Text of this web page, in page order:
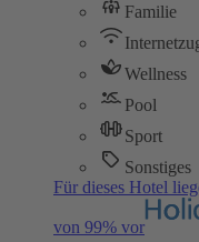
Familie
Wellness
Pool
Sport
Sonstiges
Für dieses Hotel
von 99% vor